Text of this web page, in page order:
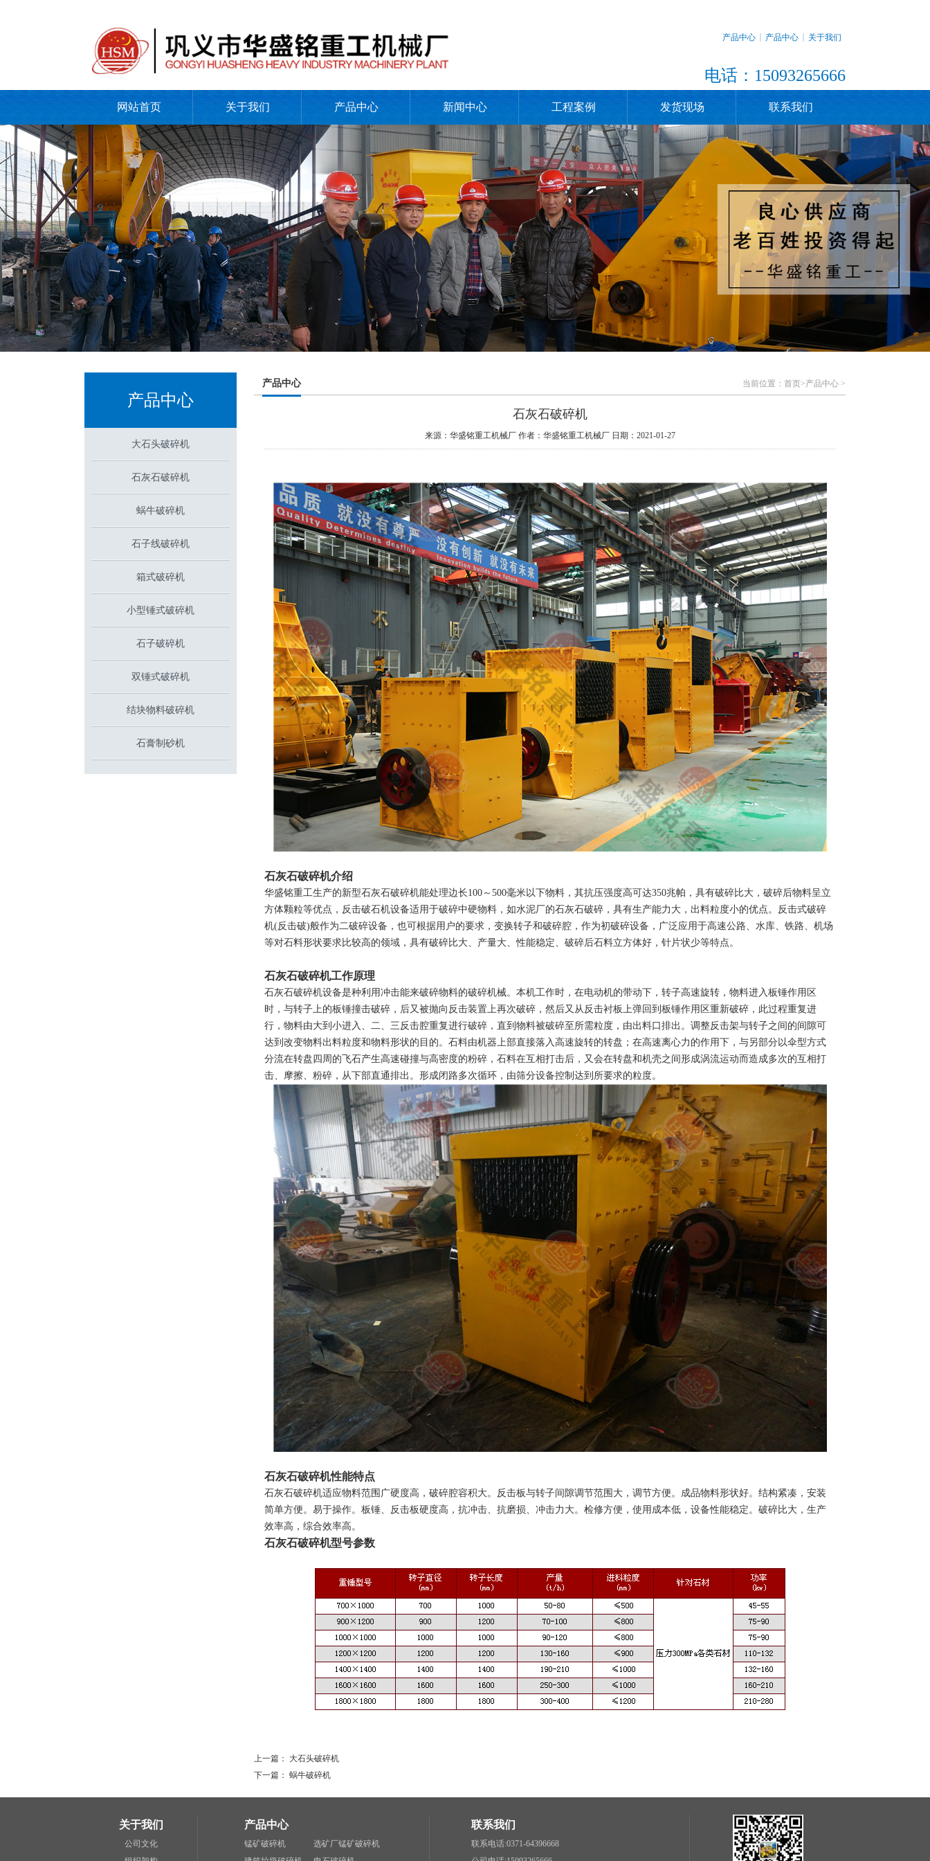
关于我们
产品中心
产品中心
电话：15093265666
网站首页 关于我们 产品中心 新闻中心 工程案例 发货现场 联系我们
产品中心
大石头破碎机
石灰石破碎机
蜗牛破碎机
石子线破碎机
箱式破碎机
小型锤式破碎机
石子破碎机
双锤式破碎机
结块物料破碎机
石膏制砂机
产品中心 当前位置：首页>产品中心 >
石灰石破碎机
来源：华盛铭重工机械厂 作者：华盛铭重工机械厂 日期：2021-01-27
石灰石破碎机介绍
华盛铭重工生产的新型石灰石破碎机能处理边长100～500毫米以下物料，其抗压强度高可达350兆帕，具有破碎比大，破碎后物料呈立
方体颗粒等优点，反击破石机设备适用于破碎中硬物料，如水泥厂的石灰石破碎，具有生产能力大，出料粒度小的优点。反击式破碎
机(反击破)般作为二破碎设备，也可根据用户的要求，变换转子和破碎腔，作为初破碎设备，广泛应用于高速公路、水库、铁路、机场
等对石料形状要求比较高的领域，具有破碎比大、产量大、性能稳定、破碎后石料立方体好，针片状少等特点。
石灰石破碎机工作原理
石灰石破碎机设备是种利用冲击能来破碎物料的破碎机械。本机工作时，在电动机的带动下，转子高速旋转，物料进入板锤作用区
时，与转子上的板锤撞击破碎，后又被抛向反击装置上再次破碎，然后又从反击衬板上弹回到板锤作用区重新破碎，此过程重复进
行，物料由大到小进入、二、三反击腔重复进行破碎，直到物料被破碎至所需粒度，由出料口排出。调整反击架与转子之间的间隙可
达到改变物料出料粒度和物料形状的目的。石料由机器上部直接落入高速旋转的转盘；在高速离心力的作用下，与另部分以伞型方式
分流在转盘四周的飞石产生高速碰撞与高密度的粉碎，石料在互相打击后，又会在转盘和机壳之间形成涡流运动而造成多次的互相打
击、摩擦、粉碎，从下部直通排出。形成闭路多次循环，由筛分设备控制达到所要求的粒度。
石灰石破碎机性能特点
石灰石破碎机适应物料范围广硬度高，破碎腔容积大。反击板与转子间隙调节范围大，调节方便。成品物料形状好。结构紧凑，安装
简单方便。易于操作。板锤、反击板硬度高，抗冲击、抗磨损、冲击力大。检修方便，使用成本低，设备性能稳定。破碎比大，生产
效率高，综合效率高。
石灰石破碎机型号参数
上一篇： 大石头破碎机
下一篇： 蜗牛破碎机
关于我们
公司文化
产品中心
锰矿破碎机
选矿厂锰矿破碎机
联系我们
联系电话:0371-64396668